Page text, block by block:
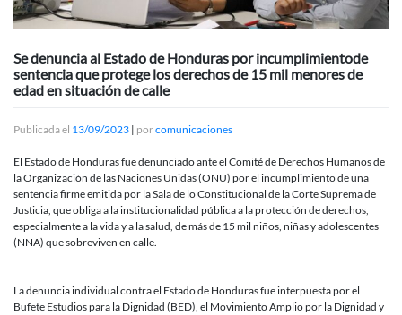
Se denuncia al Estado de Honduras por incumplimientode
sentencia que protege los derechos de 15 mil menores de
edad en situación de calle
Publicada el 13/09/2023 | porcomunicaciones
El Estado de Honduras fue denunciado ante el Comité de Derechos Humanos de
la Organización de las Naciones Unidas (ONU) por el incumplimiento de una
sentencia firme emitida por la Sala de lo Constitucional de la Corte Suprema de
Justicia, que obliga a la institucionalidad pública a la protección de derechos,
especialmente a la vida y a la salud, de más de 15 mil niños, niñas y adolescentes
(NNA) que sobreviven en calle.
La denuncia individual contra el Estado de Honduras fue interpuesta por el
Bufete Estudios para la Dignidad (BED), el Movimiento Amplio por la Dignidad y